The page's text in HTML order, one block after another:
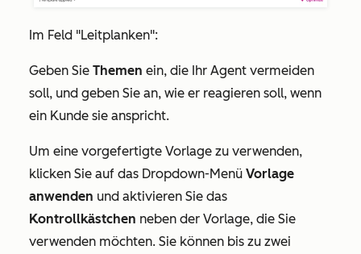
Im Feld "Leitplanken":
Geben Sie Themen ein, die Ihr Agent vermeiden
soll, und geben Sie an, wie er reagieren soll, wenn
ein Kunde sie anspricht.
Um eine vorgefertigte Vorlage zu verwenden,
klicken Sie auf das Dropdown-Menü Vorlage
anwenden und aktivieren Sie das
Kontrollkästchen neben der Vorlage, die Sie
verwenden möchten. Sie können bis zu zwei